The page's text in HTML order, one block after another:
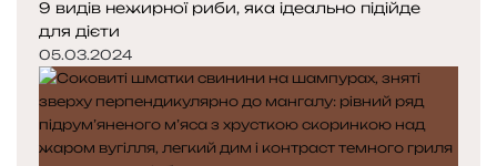
т
о
р
і
н
к
а
т
о
р
і
н
к
а
9 видів нежирної риби, яка ідеально підійде
для дієти
05.03.2024